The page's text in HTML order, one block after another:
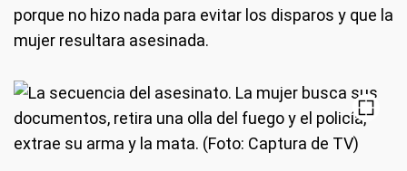
porque no hizo nada para evitar los disparos y que la
mujer resultara asesinada.